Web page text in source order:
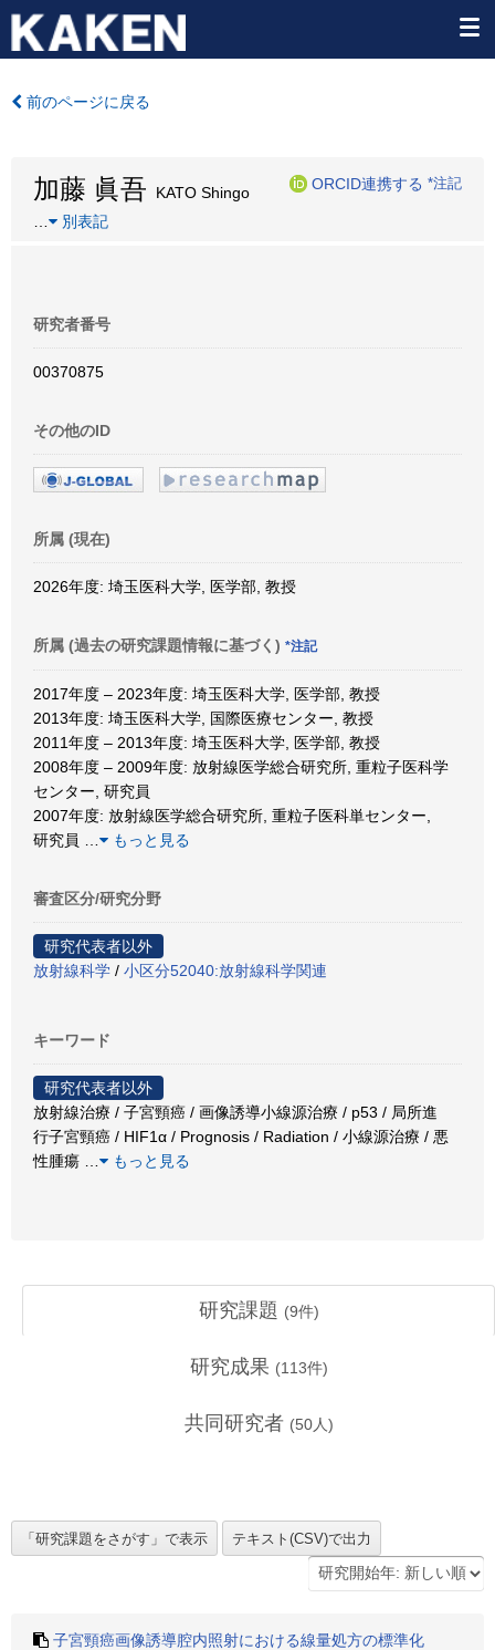
前のページに戻る
加藤 眞吾 KATO Shingo
ORCID連携する *注記
別表記
研究者番号
00370875
その他のID
所属 (現在)
2026年度: 埼玉医科大学, 医学部, 教授
所属 (過去の研究課題情報に基づく) *注記
2017年度 – 2023年度: 埼玉医科大学, 医学部, 教授
2013年度: 埼玉医科大学, 国際医療センター, 教授
2011年度 – 2013年度: 埼玉医科大学, 医学部, 教授
2008年度 – 2009年度: 放射線医学総合研究所, 重粒子医科学
センター, 研究員
2007年度: 放射線医学総合研究所, 重粒子医科単センター,
研究員
もっと見る
審査区分/研究分野
研究代表者以外
放射線科学 / 小区分52040:放射線科学関連
キーワード
研究代表者以外
放射線治療 / 子宮頸癌 / 画像誘導小線源治療 / p53 / 局所進
行子宮頸癌 / HIF1α / Prognosis / Radiation / 小線源治療 / 悪
性腫瘍
もっと見る
研究課題 (9件)
研究成果 (113件)
共同研究者 (50人)
子宮頸癌画像誘導腔内照射における線量処方の標準化